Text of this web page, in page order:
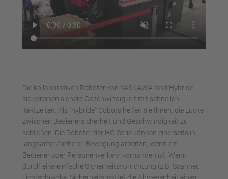
Die kollaborativen Roboter von YASKAWA sind Hybride -
sie vereinen sichere Geschwindigkeit mit schnellen
Taktzeiten. Als "hybride" Cobots helfen sie Ihnen, die Lücke
zwischen Bedienersicherheit und Geschwindigkeit zu
schließen. Die Roboter der HC-Serie können einerseits in
langsamer/sicherer Bewegung arbeiten, wenn ein
Bediener oder Personenverkehr vorhanden ist. Wenn
durch eine einfache Sicherheitsvorrichtung (z.B. Scanner,